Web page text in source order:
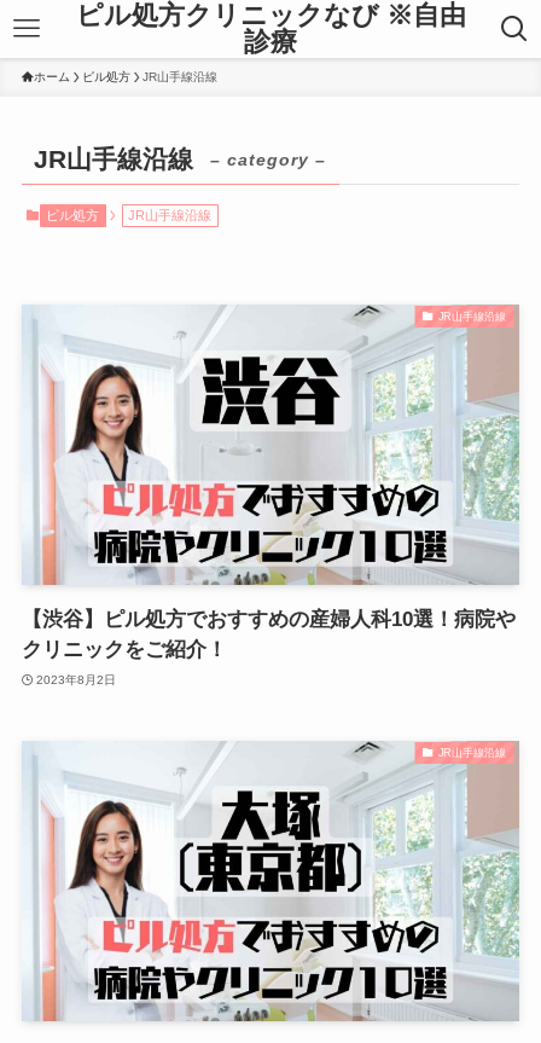
ピル処方クリニックなび ※自由
診療
ホーム ピル処方 JR山手線沿線
JR山手線沿線 – category –
ピル処方 JR山手線沿線
JR山手線沿線
【渋谷】ピル処方でおすすめの産婦人科10選！病院や
クリニックをご紹介！
2023年8月2日
JR山手線沿線